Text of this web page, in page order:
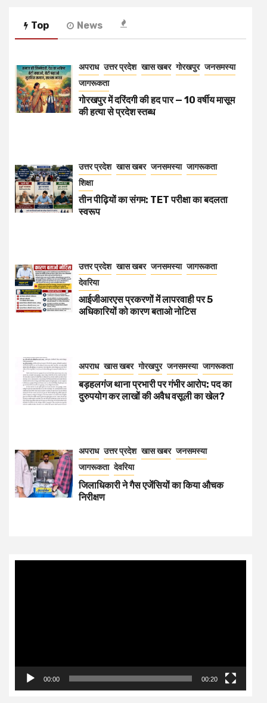
Top News
अपराध उत्तर प्रदेश खास खबर गोरखपुर जनसमस्या
जागरूकता
गोरखपुर में दरिंदगी की हद पार — 10 वर्षीय मासूम
की हत्या से प्रदेश स्तब्ध
उत्तर प्रदेश खास खबर जनसमस्या जागरूकता
शिक्षा
तीन पीढ़ियों का संगम: TET परीक्षा का बदलता
स्वरूप
उत्तर प्रदेश खास खबर जनसमस्या जागरूकता
देवरिया
आईजीआरएस प्रकरणों में लापरवाही पर 5
अधिकारियों को कारण बताओ नोटिस
अपराध खास खबर गोरखपुर जनसमस्या जागरूकता
बड़हलगंज थाना प्रभारी पर गंभीर आरोप: पद का
दुरुपयोग कर लाखों की अवैध वसूली का खेल?
अपराध उत्तर प्रदेश खास खबर जनसमस्या
जागरूकता देवरिया
जिलाधिकारी ने गैस एजेंसियों का किया औचक
निरीक्षण
00:00 00:20